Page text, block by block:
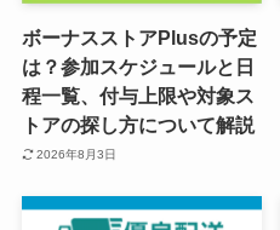
ボーナスストアPlusの予定
は？参加スケジュールと日
程一覧、付与上限や対象ス
トアの探し方について解説
2026年8月3日